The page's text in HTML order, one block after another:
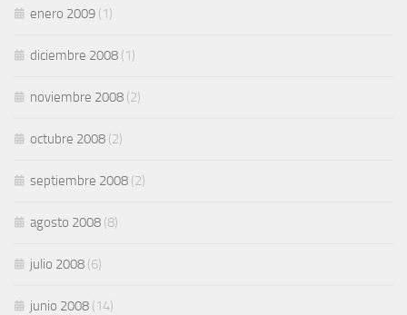
enero 2009 (1)
diciembre 2008 (1)
noviembre 2008 (2)
octubre 2008 (2)
septiembre 2008 (2)
agosto 2008 (8)
julio 2008 (6)
junio 2008 (14)